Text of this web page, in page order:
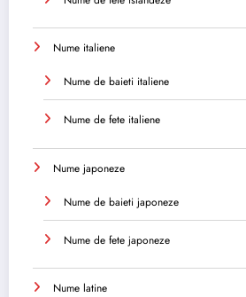
Nume italiene
Nume de baieti italiene
Nume de fete italiene
Nume japoneze
Nume de baieti japoneze
Nume de fete japoneze
Nume latine